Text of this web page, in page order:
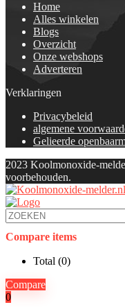
Home
Alles winkelen
Blogs
Overzicht
Onze webshops
Adverteren
Verklaringen
Privacybeleid
algemene
Gelieerde
2023 Koolmonoxide-
voorbehouden.
Compare items
Total (0)
Compare
0